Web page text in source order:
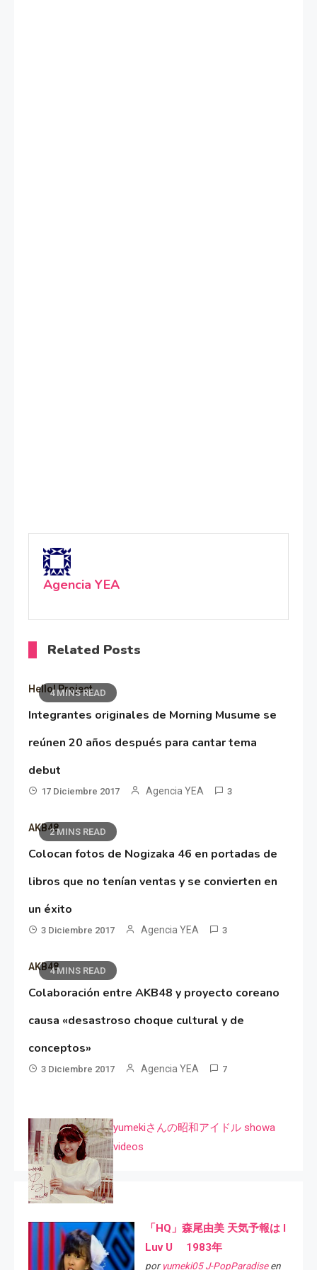
Agencia YEA
Related Posts
4 MINS READ
Hello! Project
Integrantes originales de Morning Musume se
reúnen 20 años después para cantar tema
debut
17 Diciembre 2017 Agencia YEA 3
2 MINS READ
AKB48
Colocan fotos de Nogizaka 46 en portadas de
libros que no tenían ventas y se convierten en
un éxito
3 Diciembre 2017 Agencia YEA 3
4 MINS READ
AKB48
Colaboración entre AKB48 y proyecto coreano
causa «desastroso choque cultural y de
conceptos»
3 Diciembre 2017 Agencia YEA 7
yumekiさんの昭和アイドル showa
videos
「HQ」森尾由美 天気予報は I
Luv U 1983年
por yumeki05 J-PopParadiseen